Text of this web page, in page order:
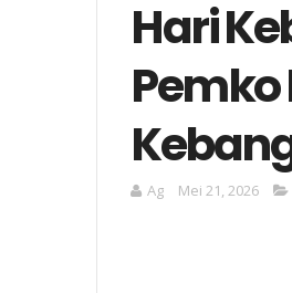
Hari
Ag Mei 21, 2026